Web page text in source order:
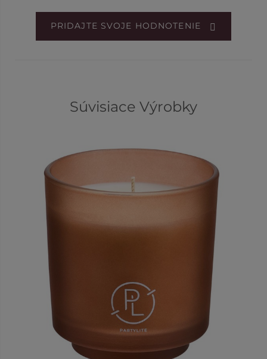
PRIDAJTE SVOJE HODNOTENIE
Súvisiace Výrobky